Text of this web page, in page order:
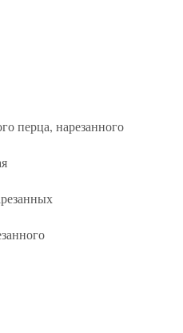
перца, нарезанного